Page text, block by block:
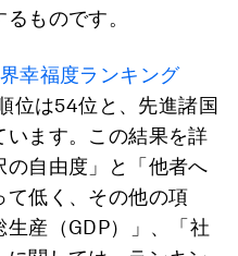
ものです。
幸福度ランキング
位は54位と、先進諸国
ます。この結果を詳
の自由度」と「他者へ
て低く、その他の項
産（GDP）」、「社